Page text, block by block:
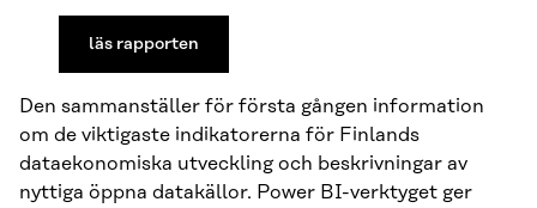
läs rapporten
Den sammanställer för första gången information
om de viktigaste indikatorerna för Finlands
dataekonomiska utveckling och beskrivningar av
nyttiga öppna datakällor. Power BI-verktyget ger